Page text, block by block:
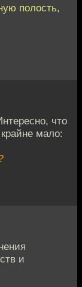
полость,
что
мало:
и